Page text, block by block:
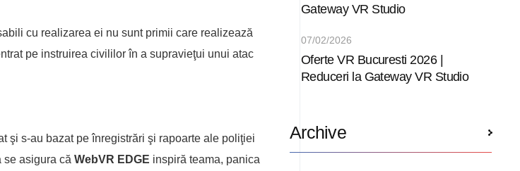
cu realizarea ei nu sunt primii care realizează
pe instruirea civililor în a supravieţui unui atac
şi s-au bazat pe înregistrări şi rapoarte ale poliţiei
se asigura că WebVR EDGE inspiră teama, panica
Gateway VR Studio
Oferte VR Bucuresti 2026 |
Reduceri la Gateway VR Studio
07/02/2026
Archive